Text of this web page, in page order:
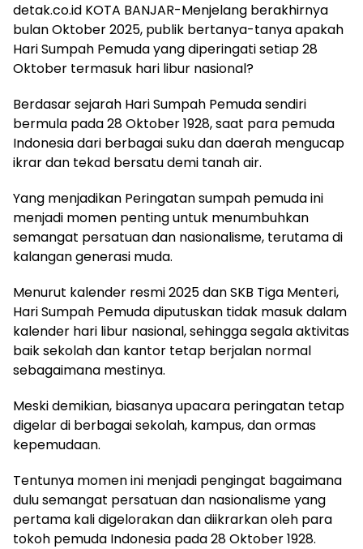
detak.co.id KOTA BANJAR-Menjelang berakhirnya
bulan Oktober 2025, publik bertanya-tanya apakah
Hari Sumpah Pemuda yang diperingati setiap 28
Oktober termasuk hari libur nasional?
Berdasar sejarah Hari Sumpah Pemuda sendiri
bermula pada 28 Oktober 1928, saat para pemuda
Indonesia dari berbagai suku dan daerah mengucap
ikrar dan tekad bersatu demi tanah air.
Yang menjadikan Peringatan sumpah pemuda ini
menjadi momen penting untuk menumbuhkan
semangat persatuan dan nasionalisme, terutama di
kalangan generasi muda.
Menurut kalender resmi 2025 dan SKB Tiga Menteri,
Hari Sumpah Pemuda diputuskan tidak masuk dalam
kalender hari libur nasional, sehingga segala aktivitas
baik sekolah dan kantor tetap berjalan normal
sebagaimana mestinya.
Meski demikian, biasanya upacara peringatan tetap
digelar di berbagai sekolah, kampus, dan ormas
kepemudaan.
Tentunya momen ini menjadi pengingat bagaimana
dulu semangat persatuan dan nasionalisme yang
pertama kali digelorakan dan diikrarkan oleh para
tokoh pemuda Indonesia pada 28 Oktober 1928.